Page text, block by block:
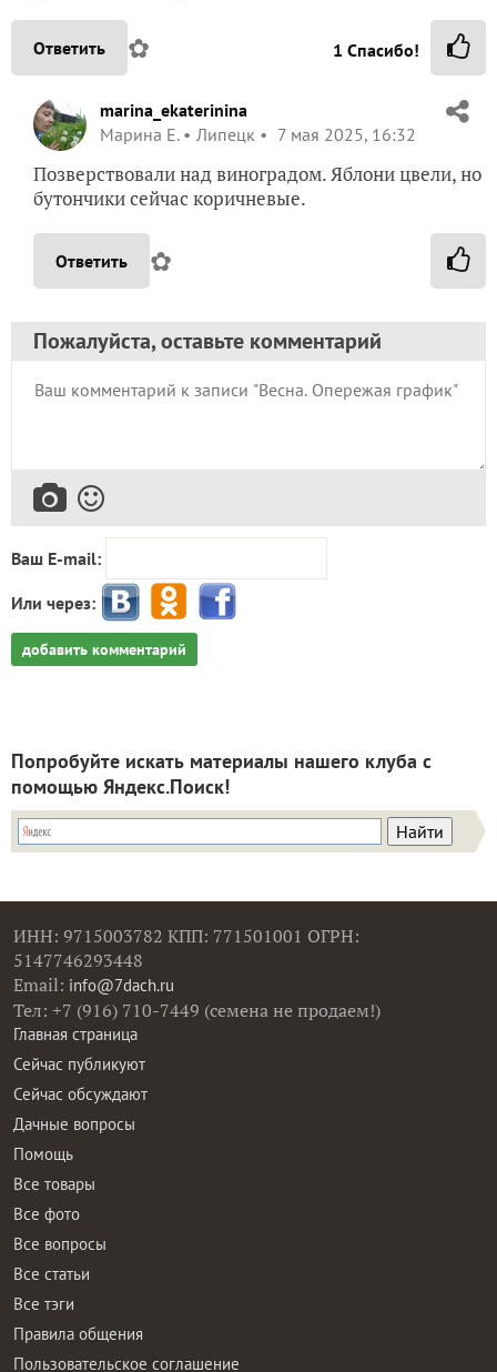
Ответить ✿ 1 Спасибо!
marina_ekaterinina
Марина Е.
Липецк 7 мая 2025, 16:32
Позверствовали над виноградом. Яблони цвели, но
бутончики сейчас коричневые.
Ответить ✿
Пожалуйста, оставьте комментарий
Ваш E-mail:
Или через:
добавить комментарий
Попробуйте искать материалы нашего клуба с
помощью Яндекс.Поиск!
ИНН: 9715003782 КПП: 771501001 ОГРН:
5147746293448
Email: info@7dach.ru
Тел: +7 (916) 710-7449 (семена не продаем!)
Главная страница
Сейчас публикуют
Сейчас обсуждают
Дачные вопросы
Помощь
Все товары
Все фото
Все вопросы
Все статьи
Все тэги
Правила общения
Пользовательское соглашение